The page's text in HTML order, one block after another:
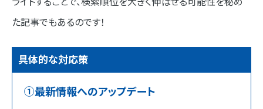
ライトすることで、検索順位を大きく伸ばせる可能性を秘め
た記事でもあるのです！
具体的な対応策
①最新情報へのアップデート